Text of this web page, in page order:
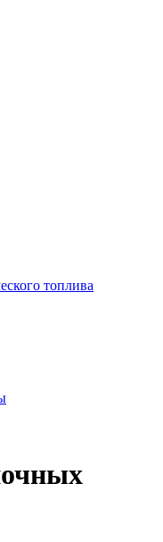
топлива